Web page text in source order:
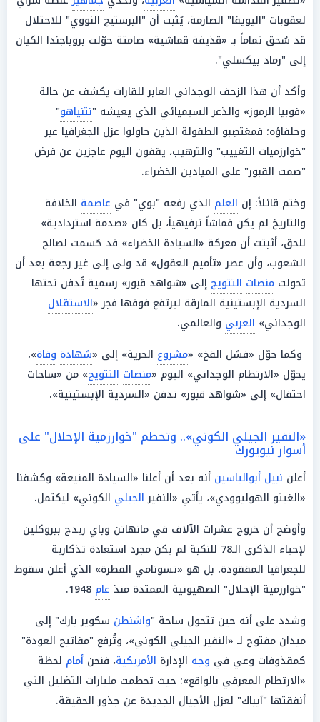
لعقوبات "اليويفا" الصارمة، يُثبت أن "البرستيج النووي" للاحتلال
قد سُحق تماماً بـ «قذيفة قماشية» صامتة حوّلت بروباجندا الكيان
إلى "رماد بيكسلي".
وأكد أن هذا الزحف الوجداني العابر للقارات يكشف عن حالة
«فوبيا الرموز» والذعر السيميائي الذي يعيشه "نتنياهو"
وحلفاؤه؛ فمغتصِبو الطفولة الذين حاولوا عزل الجغرافيا عبر
"خوارزميات التغييب" والترهيب، يقفون اليوم عاجزين عن فرض
"صمت القبور" على الميادين الخضراء.
وختم قائلاً: إن العلم الذي رفعه "بوي" في عاصمة الخلافة
والتاريخ لم يكن قماشاً ترفيهياً، بل كان «صدمة استردادية»
للحق، أثبتت أن معركة «السيادة الخضراء» قد حُسمت لصالح
الشعوب، وأن عصر «تأميم العقول» قد ولى إلى غير رجعة بعد أن
تحولت منصات التتويج إلى «شواهد قبور» رسمية تُدفن تحتها
السردية الإبستينية المارقة ليرتفع فوقها فجر «الاستقلال
الوجداني» العربي والعالمي.
وكما حوّل «فشل الفخ» «مشروع الحرية» إلى «شهادة وفاة»،
يحوّل «الارتطام الوجداني» اليوم «منصات التتويج» من «ساحات
احتفال» إلى «شواهد قبور» تدفن «السردية الإبستينية».
«النفير الجيلي الكوني».. وتحطم "خوارزمية الإحلال" على
أسوار نيويورك
أعلن نبيل أبوالياسين أنه بعد أن أعلنا «السيادة المنيعة» وكشفنا
«الغيتو الهوليوودي»، يأتي «النفيرالجيلي الكوني» ليكتمل.
وأوضح أن خروج عشرات الآلاف في مانهاتن وباي ريدج ببروكلين
لإحياء الذكرى الـ78 للنكبة لم يكن مجرد استعادة تذكارية
للجغرافيا المفقودة، بل هو «تسونامي الفطرة» الذي أعلن سقوط
"خوارزمية الإحلال" الصهيونية الممتدة منذ عام
وشدد على أنه حين تتحول ساحة "واشنطن سكوير بارك" إلى
ميدان مفتوح لـ «النفير الجيلي الكوني»، وتُرفع "مفاتيح العودة"
كمقذوفات وعي في وجه الإدارة الأمريكية، فنحن أمام لحظة
«الارتطام المعرفي بالواقع»؛ حيث تحطمت مليارات التضليل التي
أنفقتها "آيباك" لعزل الأجيال الجديدة عن جذور الحقيقة.